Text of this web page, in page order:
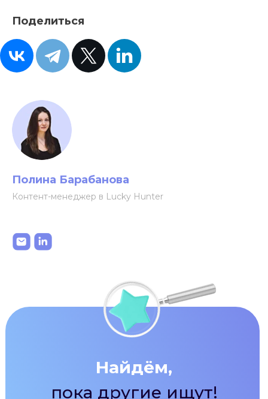
Поделиться
Полина Барабанова
Контент-менеджер в Lucky Hunter
Найдём,
пока другие ищут!